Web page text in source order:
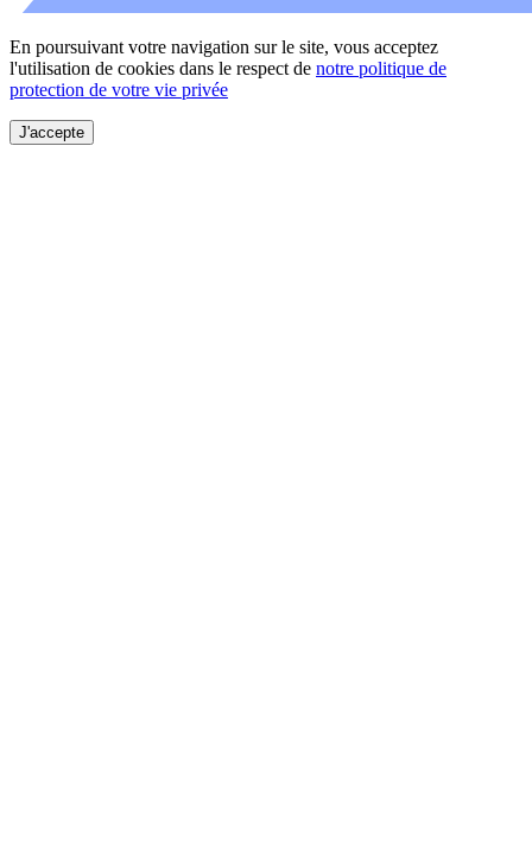
En poursuivant votre navigation sur le site, vous acceptez
l'utilisation de cookies dans le respect de notre politique de
protection de votre vie privée
J'accepte